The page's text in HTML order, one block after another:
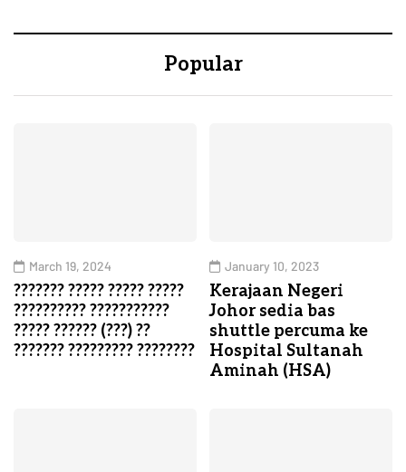
Popular
March 19, 2024
??????? ????? ????? ?????
?????????? ???????????
????? ?????? (???) ??
??????? ????????? ????????
January 10, 2023
Kerajaan Negeri
Johor sedia bas
shuttle percuma ke
Hospital Sultanah
Aminah (HSA)